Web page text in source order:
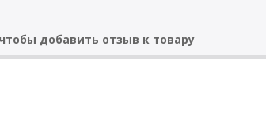
добавить отзыв к товару